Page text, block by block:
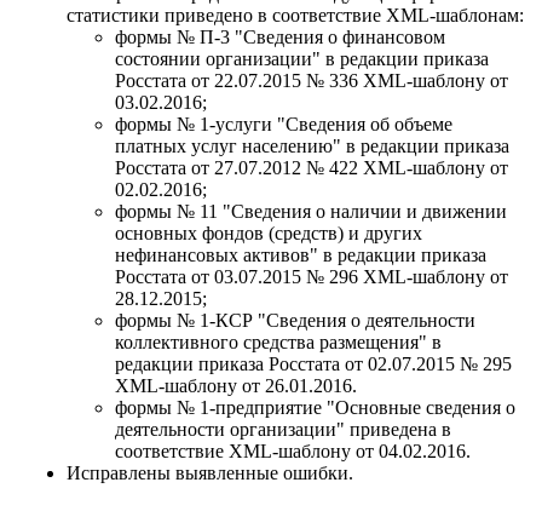
статистики приведено в соответствие XML-шаблонам:
формы № П-3 "Сведения о финансовом
состоянии организации" в редакции приказа
Росстата от 22.07.2015 № 336 ХML-шаблону от
03.02.2016;
формы № 1-услуги "Сведения об объеме
платных услуг населению" в редакции приказа
Росстата от 27.07.2012 № 422 XML-шаблону от
02.02.2016;
формы № 11 "Сведения о наличии и движении
основных фондов (средств) и других
нефинансовых активов" в редакции приказа
Росстата от 03.07.2015 № 296 XML-шаблону от
28.12.2015;
формы № 1-КСР "Сведения о деятельности
коллективного средства размещения" в
редакции приказа Росстата от 02.07.2015 № 295
XML-шаблону от 26.01.2016.
формы № 1-предприятие "Основные сведения о
деятельности организации" приведена в
соответствие XML-шаблону от 04.02.2016.
Исправлены выявленные ошибки.